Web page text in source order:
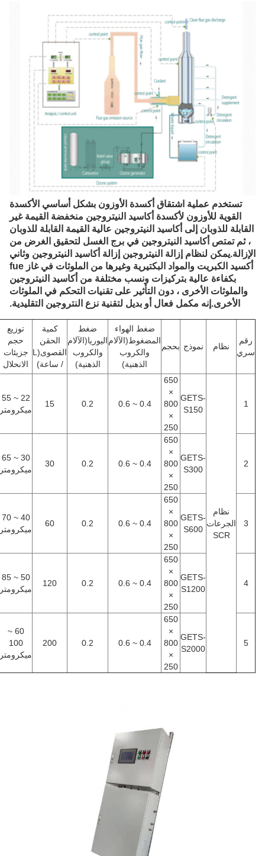
تستخدم عملية اشتقاق أكسدة الأوزون بشكل أساسي الأكسدة
القوية للأوزون لأكسدة أكاسيد النيتروجين منخفضة القيمة غير
القابلة للذوبان إلى أكاسيد النيتروجين عالية القيمة القابلة للذوبان
، ثم تمتص أكاسيد النيتروجين في برج الغسل لتحقيق الغرض من
الإزالة.يمكن لنظام إزالة النيتروجين إزالة أكاسيد النيتروجين وثاني
أكسيد الكبريت والمواد البكتيرية وغيرها من الملوثات في غاز fue
بكفاءة عالية بتركيزات ونسب مختلفة من أكاسيد النيتروجين
والملوثات الأخرى ، دون التأثير على تقنيات التحكم في الملوثات
الأخرى.إنه مكمل فعال أو بديل لتقنية نزع النتروجين التقليدية.
رقم
سري
نظام نموذج بحجم
ضغط الهواء
المضغوط(الآلام
والكروب
الذهنية)
ضغط
اليوريا (الآلام
والكروب
الذهنية)
كمية
الحقن
القصوى(
L
/ ساعة)
توزيع
حجم
جزيئات
الانحلال
نظام
الجرعات
SCR
GETS-
S150
650
×
800
×
250
0.4 ~ 0.6
0.2
15
22 ~ 55
ميكرومتر
2
GETS-
S300
650
×
800
×
250
0.4 ~ 0.6
0.2
30
30 ~ 65
ميكرومتر
3
GETS-
S600
650
×
800
×
250
0.4 ~ 0.6
0.2
60
40 ~ 70
ميكرومتر
4
GETS-
S1200
650
×
800
×
250
0.4 ~ 0.6
0.2
120
50 ~ 85
ميكرومتر
5
GETS-
S2000
650
×
800
×
250
0.4 ~ 0.6
0.2
200
60 ~
100
ميكرومتر